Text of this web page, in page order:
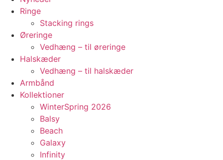
Ringe
Stacking rings
Øreringe
Vedhæng – til øreringe
Halskæder
Vedhæng – til halskæder
Armbånd
Kollektioner
WinterSpring 2026
Balsy
Beach
Galaxy
Infinity